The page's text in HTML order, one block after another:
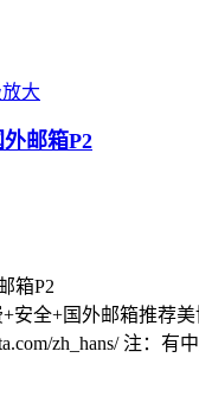
邮箱P2
+安全+国外邮箱推
zh_hans/ 注：